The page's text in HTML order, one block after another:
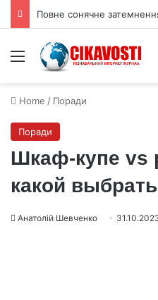
Menu
Home / Поради
Поради
Шкаф-купе vs
какой
Анатолій Шевченко